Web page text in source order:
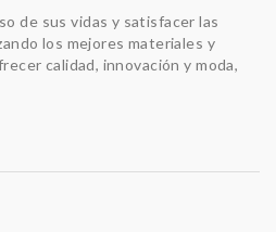
de sus vidas y satisfacer las
los mejores materiales y
calidad, innovación y moda,